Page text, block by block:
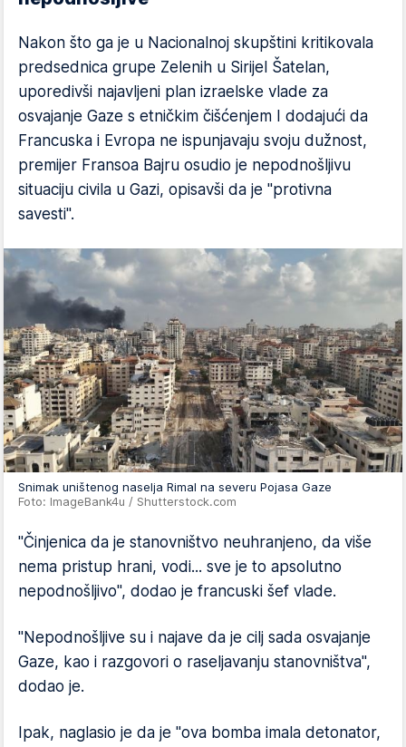
Nakon što ga je u Nacionalnoj skupštini kritikovala
predsednica grupe Zelenih u Sirijel Šatelan,
uporedivši najavljeni plan izraelske vlade za
osvajanje Gaze s etničkim čišćenjem I dodajući da
Francuska i Evropa ne ispunjavaju svoju dužnost,
premijer Fransoa Bajru osudio je nepodnošljivu
situaciju civila u Gazi, opisavši da je "protivna
savesti".
Snimak uništenog naselja Rimal na severu Pojasa Gaze
Foto: ImageBank4u / Shutterstock.com
"Činjenica da je stanovništvo neuhranjeno, da više
nema pristup hrani, vodi... sve je to apsolutno
nepodnošljivo", dodao je francuski šef vlade.
"Nepodnošljive su i najave da je cilj sada osvajanje
Gaze, kao i razgovori o raseljavanju stanovništva",
dodao je.
Ipak, naglasio je da je "ova bomba imala detonator,